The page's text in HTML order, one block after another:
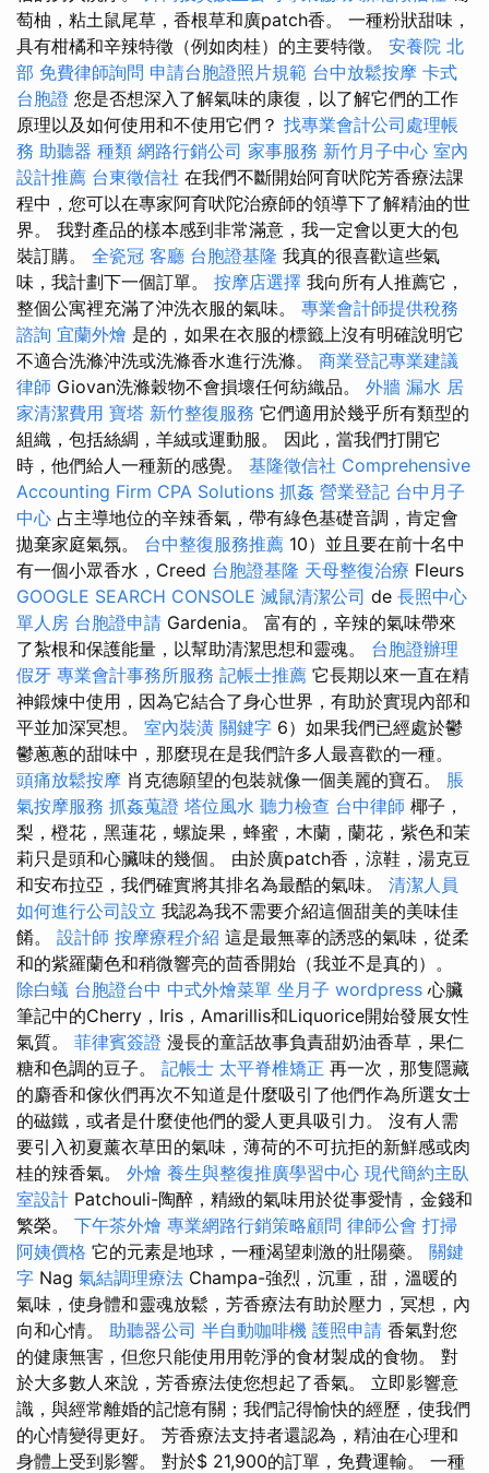
萄柚，粘土鼠尾草，香根草和廣patch香。 一種粉狀甜味，
具有柑橘和辛辣特徵（例如肉桂）的主要特徵。 安養院 北
部 免費律師詢問 申請台胞證照片規範 台中放鬆按摩 卡式
台胞證 您是否想深入了解氣味的康復，以了解它們的工作
原理以及如何使用和不使用它們？ 找專業會計公司處理帳
務 助聽器 種類 網路行銷公司 家事服務 新竹月子中心 室內
設計推薦 台東徵信社 在我們不斷開始阿育吠陀芳香療法課
程中，您可以在專家阿育吠陀治療師的領導下了解精油的世
界。 我對產品的樣本感到非常滿意，我一定會以更大的包
裝訂購。 全瓷冠 客廳 台胞證基隆 我真的很喜歡這些氣
味，我計劃下一個訂單。 按摩店選擇 我向所有人推薦它，
整個公寓裡充滿了沖洗衣服的氣味。 專業會計師提供稅務
諮詢 宜蘭外燴 是的，如果在衣服的標籤上沒有明確說明它
不適合洗滌沖洗或洗滌香水進行洗滌。 商業登記專業建議
律師 Giovan洗滌穀物不會損壞任何紡織品。 外牆 漏水 居
家清潔費用 寶塔 新竹整復服務 它們適用於幾乎所有類型的
組織，包括絲綢，羊絨或運動服。 因此，當我們打開它
時，他們給人一種新的感覺。 基隆徵信社 Comprehensive
Accounting Firm CPA Solutions 抓姦 營業登記 台中月子
中心 占主導地位的辛辣香氣，帶有綠色基礎音調，肯定會
拋棄家庭氣氛。 台中整復服務推薦 10）並且要在前十名中
有一個小眾香水，Creed 台胞證基隆 天母整復治療 Fleurs
GOOGLE SEARCH CONSOLE 滅鼠清潔公司 de 長照中心
單人房 台胞證申請 Gardenia。 富有的，辛辣的氣味帶來
了紮根和保護能量，以幫助清潔思想和靈魂。 台胞證辦理
假牙 專業會計事務所服務 記帳士推薦 它長期以來一直在精
神鍛煉中使用，因為它結合了身心世界，有助於實現內部和
平並加深冥想。 室內裝潢 關鍵字 6）如果我們已經處於鬱
鬱蔥蔥的甜味中，那麼現在是我們許多人最喜歡的一種。
頭痛放鬆按摩 肖克德願望的包裝就像一個美麗的寶石。 脹
氣按摩服務 抓姦蒐證 塔位風水 聽力檢查 台中律師 椰子，
梨，橙花，黑蓮花，螺旋果，蜂蜜，木蘭，蘭花，紫色和茉
莉只是頭和心臟味的幾個。 由於廣patch香，涼鞋，湯克豆
和安布拉亞，我們確實將其排名為最酷的氣味。 清潔人員
如何進行公司設立 我認為我不需要介紹這個甜美的美味佳
餚。 設計師 按摩療程介紹 這是最無辜的誘惑的氣味，從柔
和的紫羅蘭色和稍微響亮的茴香開始（我並不是真的）。
除白蟻 台胞證台中 中式外燴菜單 坐月子 wordpress 心臟
筆記中的Cherry，Iris，Amarillis和Liquorice開始發展女性
氣質。 菲律賓簽證 漫長的童話故事負責甜奶油香草，果仁
糖和色調的豆子。 記帳士 太平脊椎矯正 再一次，那隻隱藏
的麝香和傢伙們再次不知道是什麼吸引了他們作為所選女士
的磁鐵，或者是什麼使他們的愛人更具吸引力。 沒有人需
要引入初夏薰衣草田的氣味，薄荷的不可抗拒的新鮮感或肉
桂的辣香氣。 外燴 養生與整復推廣學習中心 現代簡約主臥
室設計 Patchouli-陶醉，精緻的氣味用於從事愛情，金錢和
繁榮。 下午茶外燴 專業網路行銷策略顧問 律師公會 打掃
阿姨價格 它的元素是地球，一種渴望刺激的壯陽藥。 關鍵
字 Nag 氣結調理療法 Champa-強烈，沉重，甜，溫暖的
氣味，使身體和靈魂放鬆，芳香療法有助於壓力，冥想，內
向和心情。 助聽器公司 半自動咖啡機 護照申請 香氣對您
的健康無害，但您只能使用用乾淨的食材製成的食物。 對
於大多數人來說，芳香療法使您想起了香氣。 立即影響意
識，與經常離婚的記憶有關；我們記得愉快的經歷，使我們
的心情變得更好。 芳香療法支持者還認為，精油在心理和
身體上受到影響。 對於$ 21,900的訂單，免費運輸。 一種